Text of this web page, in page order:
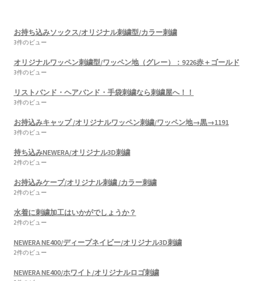
お持ち込みソックス/オリジナル刺繍型/カラー刺繍
3件のビュー
オリジナルワッペン刺繍型/ワッペン地（グレー）：9226赤＋ゴールド
3件のビュー
リストバンド・ヘアバンド・手袋刺繍なら刺繍屋へ！！
3件のビュー
お持込みキャップ /オリジナルワッペン刺繍/ワッペン地→黒→1191
3件のビュー
持ち込みNEWERA/オリジナル3D刺繍
2件のビュー
お持込みケープ/オリジナル刺繍 /カラー刺繍
2件のビュー
水着に刺繍加工はいかがでしょうか？
2件のビュー
NEWERA NE400/ディープネイビー/オリジナル3D刺繍
2件のビュー
NEWERA NE400/ホワイト/オリジナルロゴ刺繍